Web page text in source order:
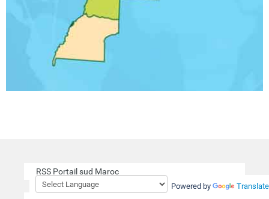
Powered by Translate
RSS Portail sud Maroc